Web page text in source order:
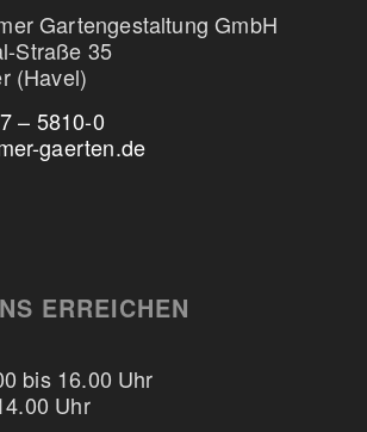
Gartengestaltung GmbH
Straße 35
(Havel)
– 5810-0
gaerten.de
ERREICHEN
bis 16.00 Uhr
Uhr